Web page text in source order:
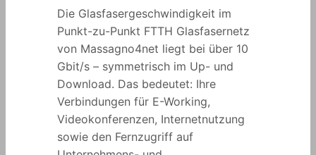
Die Glasfasergeschwindigkeit im
Punkt-zu-Punkt FTTH Glasfasernetz
von Massagno4net liegt bei über 10
Gbit/s – symmetrisch im Up- und
Download. Das bedeutet: Ihre
Verbindungen für E-Working,
Videokonferenzen, Internetnutzung
sowie den Fernzugriff auf